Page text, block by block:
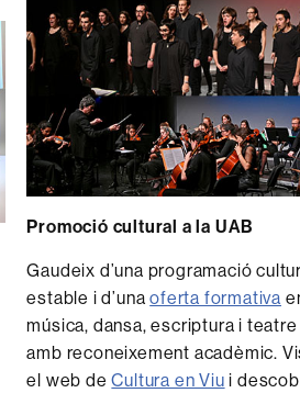
Promoció cultural a la UAB
Gaudeix d’una programació
estable i d’unaoferta formativa
música, dansa, escriptura i teatre
amb reconeixement acadèmic.
el web deCultura en Viu i